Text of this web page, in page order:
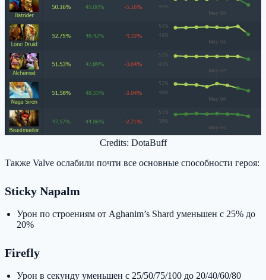
Credits: DotaBuff
Также Valve ослабили почти все основные способности героя:
Sticky Napalm
Урон по строениям от Aghanim’s Shard уменьшен с 25% до
20%
Firefly
Урон в секунду уменьшен с 25/50/75/100 до 20/40/60/80